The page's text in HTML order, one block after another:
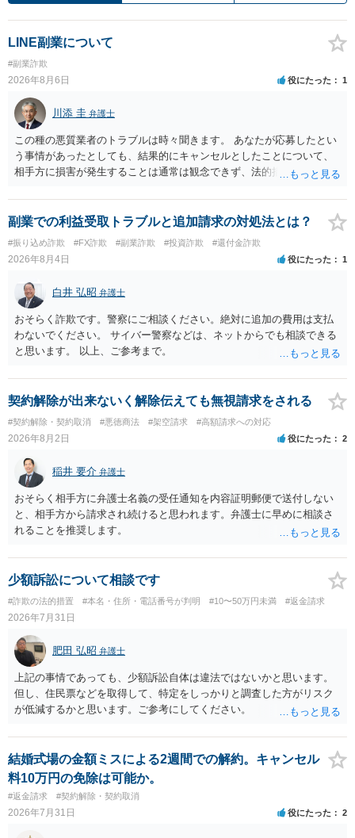
LINE副業について
#副業詐欺
2026年8月6日 役にたった 1
川添 圭 弁護士
この種の悪質業者のトラブルは時々聞きます。 あなたが応募したとい
う事情があったとしても、結果的にキャンセルとしたことについて、
相手方に損害が発生することは通常は観念できず、法的措置を採って
ず、最寄りの消費生活センターへ相談し、連絡を無視してよいかどう
かのアドバイスを受けられることをお勧めします。しつこいようであ
れば、弁護士へ依頼して警告してもらうことも必要になるかもしれま
せん。
副業での利益受取トラブルと追加請求の対処法とは？
#振り込め詐欺 #FX詐欺 #副業詐欺 #投資詐欺 #還付金詐欺
2026年8月4日 役にたった 1
白井 弘昭 弁護士
おそらく詐欺です。警察にご相談ください。絶対に追加の費用は支払
わないでください。 サイバー警察などは、ネットからでも相談できる
と思います。 以上、ご参考まで。
契約解除が出来ないく解除伝えても無視請求をされる
#契約解除・契約取消 #悪徳商法 #架空請求 #高額請求への対応
2026年8月2日 役にたった 2
稲井 要介 弁護士
おそらく相手方に弁護士名義の受任通知を内容証明郵便で送付しない
と、相手方から請求され続けると思われます。弁護士に早めに相談さ
れることを推奨します。
少額訴訟について相談です
#詐欺の法的措置 #本名・住所・電話番号が判明 #10〜50万円未満 #返金請求
2026年7月31日
肥田 弘昭 弁護士
上記の事情であっても、少額訴訟自体は違法ではないかと思います。
但し、住民票などを取得して、特定をしっかりと調査した方がリスク
が低減するかと思います。ご参考にしてください。
結婚式場の金額ミスによる2週間での解約。キャンセル
料10万円の免除は可能か。
#返金請求 #契約解除・契約取消
2026年7月31日 役にたった 2